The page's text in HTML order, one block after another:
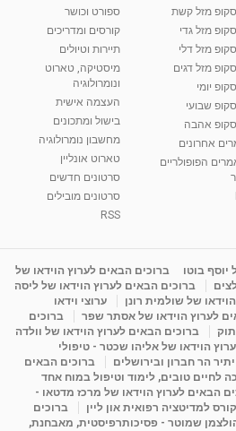
מזל קשת
מזל גדי
מזל דלי
מזל דגים
יומי
שבועי
אהבה
אחרונים
הפופולריים
ספורט וכושר
קורסים ומדריכים
תיירות וטיולים
מיסטיקה, טארוט
ונומרולוגיה
העצמה אישית
בישול ומתכונים
מחשבון נומרולוגיה
טארוט אונליין
סרטונים חדשים
סרטונים מובילים
RSS
יוסף בוטו
ברוכים הבאים לערוץ הוידאו של
ברוכים הבאים לערוץ הוידאו של ליסה
של שולמית רונן
ערוצי וידאו
לערוץ הוידאו של אסתר שפר
ברוכים
ברוכים הבאים לערוץ הוידאו של וולדה
הוידאו של אליהו שכטר - טיפולי
הר חברון ובירושלים
ברוכים הבאים
לחיים טובים, לימוד וטיפול במוח אחד
הבאים לערוץ הוידאו של מרכז מדטאו -
למדיטציה רפואית און ליין
ברוכים
שמוטר - פסיכותרפיסטית, מאבחנת,